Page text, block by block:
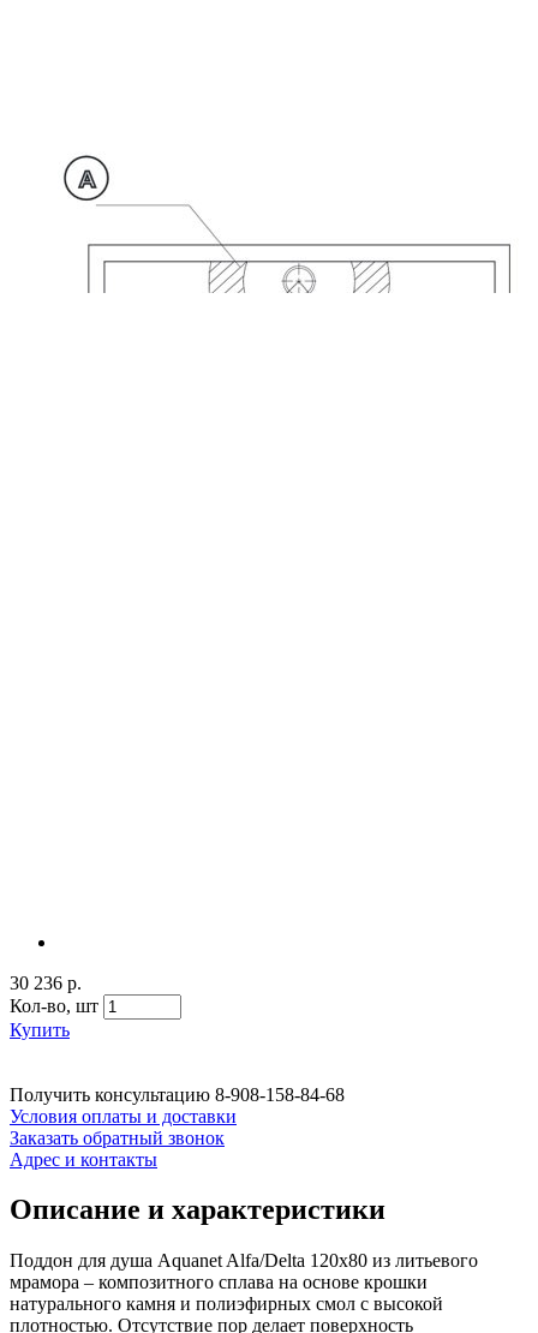
30 236 р.
Кол-во, шт
Купить
Получить консультацию 8-908-158-84-68
Условия оплаты и доставки
Заказать обратный звонок
Адрес и контакты
Описание и характеристики
Поддон для душа Aquanet Alfa/Delta 120х80 из литьевого
мрамора – композитного сплава на основе крошки
натурального камня и полиэфирных смол с высокой
плотностью. Отсутствие пор делает поверхность